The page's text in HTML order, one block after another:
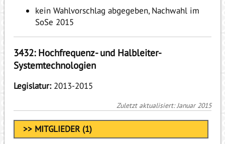
kein Wahlvorschlag abgegeben, Nachwahl im
SoSe 2015
3432: Hochfrequenz- und Halbleiter-
Systemtechnologien
Legislatur:2013-2015
Zuletzt aktualisiert: Januar 2015
>> MITGLIEDER (1)